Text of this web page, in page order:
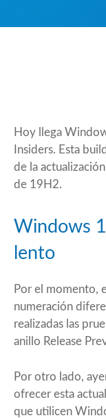
Hoy llega
Insiders. Esta
de la actualización
de 19H2.
Windows
lento
Por el momento,
numeración
realizadas las
anillo Release
Por otro lado,
ofrecer esta
que utilicen